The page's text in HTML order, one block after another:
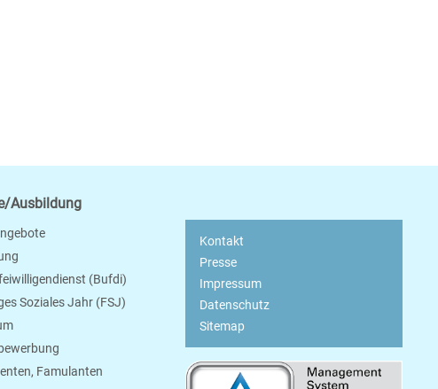
Ausbildung
(Bufdi)
Soziales Jahr (FSJ)
Famulanten
Kontakt
Presse
Impressum
Datenschutz
Sitemap